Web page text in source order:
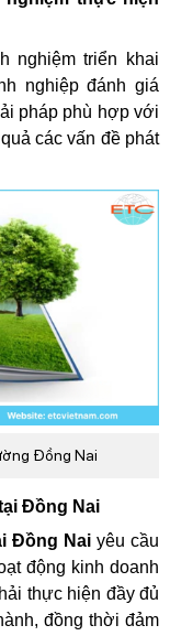
nghiệm triển khai
nghiệp đánh giá
pháp phù hợp với
các vấn đề phát
Đồng Nai
Đồng Nai
Đồng Nai yêu cầu
động kinh doanh
thực hiện đầy đủ
đồng thời đảm